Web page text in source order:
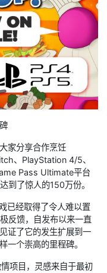
家分享合作烹饪
、PlayStation 4/5、
Pass Ultimate平台
到了惊人的150万份。
已经取得了令人难以置
反馈，自发布以来一直
证了它的发生扩展到一
一个崇高的里程碑。
项目，灵感来自于最初